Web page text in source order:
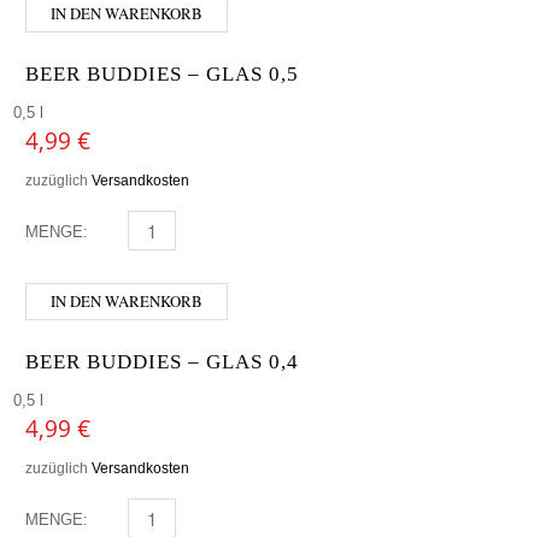
IN DEN WARENKORB
BEER BUDDIES – GLAS 0,5
0,5 l
4,99 €
zuzüglich Versandkosten
MENGE: BEER BUDDIES - GLAS 0,5 MENGE
IN DEN WARENKORB
BEER BUDDIES – GLAS 0,4
0,5 l
4,99 €
zuzüglich Versandkosten
MENGE: BEER BUDDIES - GLAS 0,4 MENGE